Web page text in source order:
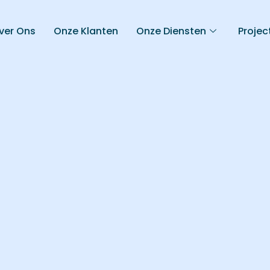
Ons Onze Klanten Onze Diensten